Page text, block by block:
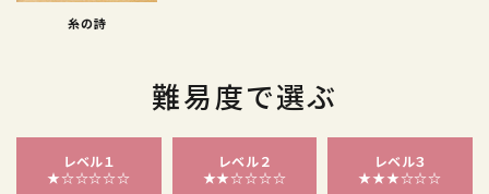
糸の詩
難易度で選ぶ
レベル１
★☆☆☆☆☆
レベル２
★★☆☆☆☆
レベル３
★★★☆☆☆